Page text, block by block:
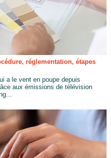
réglementation, étapes
a le vent en poupe depuis
aux émissions de télévision